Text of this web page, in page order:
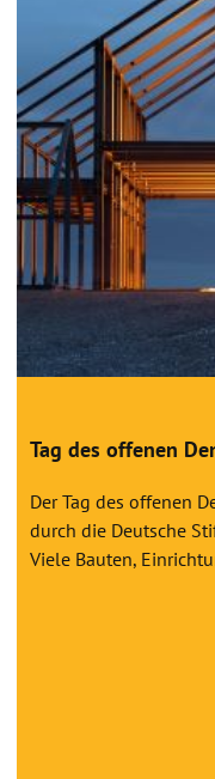
Tag des offenen
Der Tag des offenen
durch die Deutsche
Viele Bauten,